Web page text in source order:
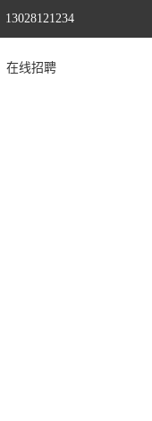
13028121234
在线招聘